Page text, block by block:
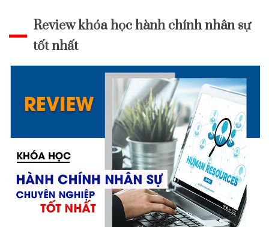
Review khóa học hành chính nhân sự
tốt nhất